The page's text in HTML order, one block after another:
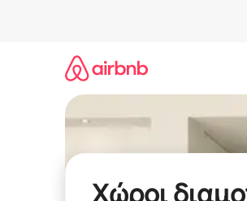
Χώροι